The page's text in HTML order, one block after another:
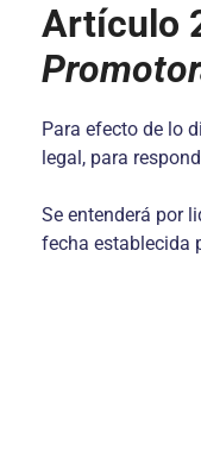
Artículo
Para efecto de lo
legal, para
Se entenderá por
fecha establecida